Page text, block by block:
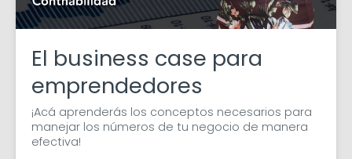
El business case para
emprendedores
¡Acá aprenderás los conceptos necesarios para
manejar los números de tu negocio de manera
efectiva!